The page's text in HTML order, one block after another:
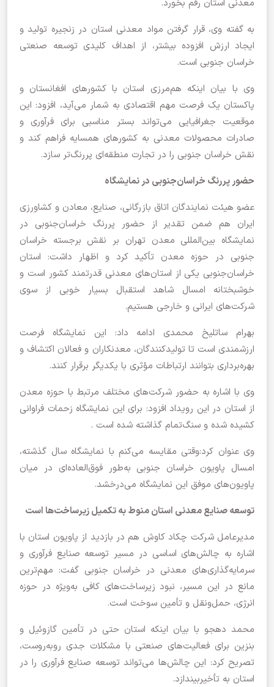
معدنی استان رقم بخورد.
به گفته وی، قرار گرفتن مواد معدنی استان در زنجیره تولید و
ایجاد ارزش افزوده بیشتر، از اهداف کلیدی توسعه صنعتی
خراسان جنوبی است.
وی با بیان اینکه هم‌مرزی استان با کشورهای افغانستان و
پاکستان یک فرصت مهم اقتصادی به شمار می‌آید، افزود: این
موقعیت جغرافیایی می‌تواند بستر مناسبی برای فرآوری و
صادرات محصولات معدنی به کشورهای همسایه فراهم کند و
نقش خراسان جنوبی را در تجارت منطقه‌ای پررنگ‌تر سازد.
حضور پررنگ خراسان‌جنوبی در نمایشگاه
عضو هیئت نمایندگان اتاق بازرگانی، صنایع، معادن و کشاورزی
ایران هم ضمن تقدیر از حضور پررنگ خراسان‌جنوبی در
نمایشگاه بین‌المللی معدن تهران بر نقش برجسته خراسان
جنوبی در حوزه معدن تأکید کرد و اظهار داشت: استان
خراسان‌جنوبی یکی از استان‌های معدنی قدرتمند کشور است و
خوشبختانه امسال شاهد استقبال بسیار خوبی از سوی
شرکت‌های ایرانی و خارجی هستیم.
بهرام ساتلیخ محمدی ادامه داد: این نمایشگاه فرصت
ارزشمندی است تا تولیدکنندگان، معدنکاران و فعالان اکتشاف و
بهره‌برداری بتوانند ارتباطات مؤثری با یکدیگر برقرار کنند.
وی با اشاره به حضور شرکت‌های مختلف مرتبط با حوزه معدن
از استان در این رویداد افزود: برای این نمایشگاه زحمات فراوانی
کشیده شده و سنگ‌تمام گذاشته‌ شده است .
وی عنوان کرد:وقتی مقایسه می‌کنم با نمایشگاه سال گذشته،
امسال پاویون خراسان جنوبی به‌طور فوق‌العاده‌ای در میان
پاویون‌های موفق این نمایشگاه می‌درخشد.
توسعه صنایع معدنی استان منوط به تکمیل زیرساخت‌ها است
مدیرعامل شرکت چکاد کاوش هم در بازدید از پاویون استان با
اشاره به چالش‌های اساسی در مسیر توسعه صنایع فرآوری و
سرمایه‌گذاری‌های معدنی در خراسان جنوبی گفت: مهم‌ترین
مانع در این مسیر، نبود زیرساخت‌های کافی به‌ویژه در حوزه
انرژی، حمل‌ونقل و تأمین سوخت است.
محمد دهجو با بیان اینکه استان حتی در تأمین گازوئیل و
بنزین برای فعالیت‌های صنعتی با مشکلات جدی روبه‌روست،
تصریح کرد: این چالش‌ها می‌تواند توسعه صنایع فرآوری را در
استان به تأخیربیندازد.